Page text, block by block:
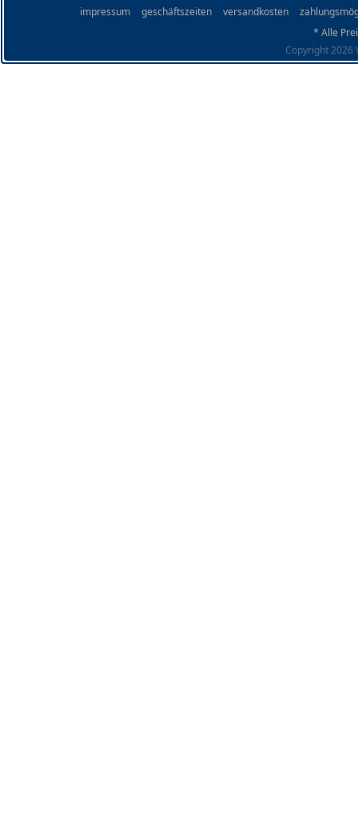
impressum geschäftszeiten versandkosten
* Alle
Copyright 2026